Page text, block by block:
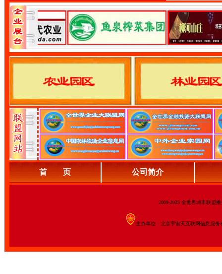
首 页 公司简介
2009-2023 全世界城市联盟
主办单位：北京宇宙天互联网信息服